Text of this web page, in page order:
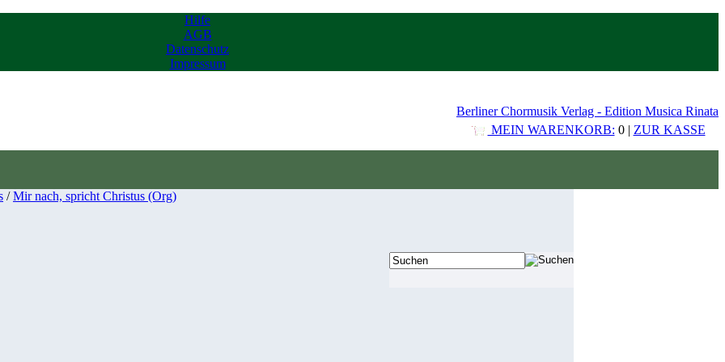
Hilfe
AGB
Datenschutz
Impressum
Berliner Chormusik Verlag - Edition Musica Rinata
MEIN WARENKORB: 0 | ZUR KASSE
/Mir nach, spricht Christus (Org)